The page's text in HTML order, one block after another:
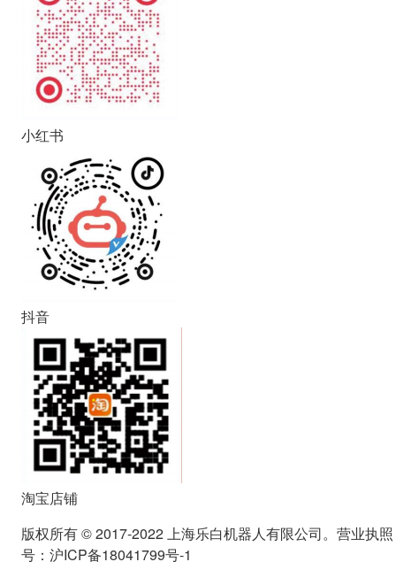
小红书
抖音
淘宝店铺
版权所有 © 2017-2022 上海乐白机器人有限公司。营业执照
号：沪ICP备18041799号-1